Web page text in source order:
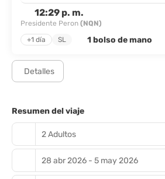
12:29 p. m.
Presidente Peron (NQN)
+1 día
SL 1 bolso de mano
Detalles
Resumen del viaje
2 Adultos
28 abr 2026 - 5 may 2026